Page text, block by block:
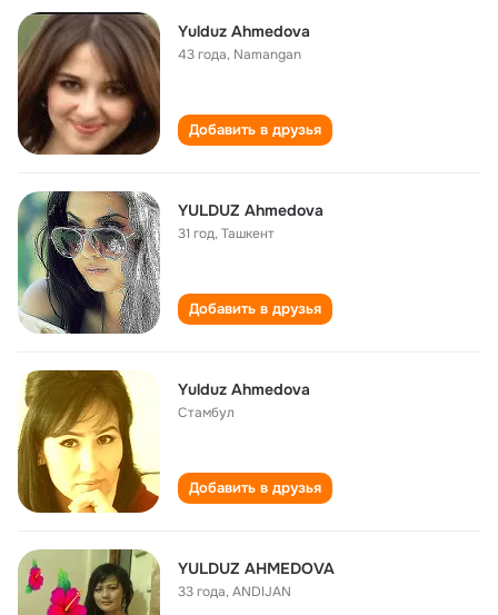
Yulduz Ahmedova
43 года, Namangan
Добавить в друзья
YULDUZ Ahmedova
31 год,Ташкент
Добавить в друзья
Yulduz Ahmedova
Стамбул
Добавить в друзья
YULDUZ AHMEDOVA
33 года,ANDIJAN